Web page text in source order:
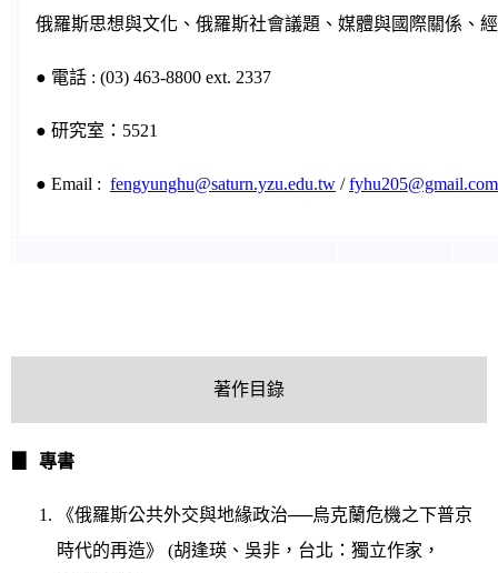
俄羅斯思想與文化、俄羅斯社會議題、媒體與國際關係、
● 電話 : (03) 463-8800 ext. 2337
● 研究室：5521
● Email : fengyunghu@saturn.yzu.edu.tw /fyhu205@gmail.com
著作目錄
專書
《俄羅斯公共外交與地緣政治──烏克蘭危機之下普京
時代的再造》 (胡逢瑛、吳非，台北：獨立作家，